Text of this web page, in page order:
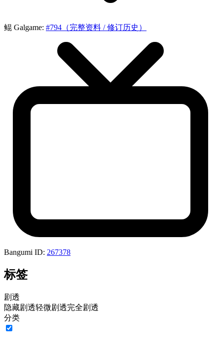
鲲 Galgame: #794（完整资料 / 修订历史）
Bangumi ID: 267378
标签
剧透
隐藏剧透轻微剧透完全剧透
分类